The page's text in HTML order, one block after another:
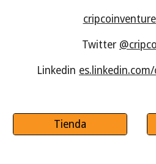
Twitter
Linkedin
Tienda